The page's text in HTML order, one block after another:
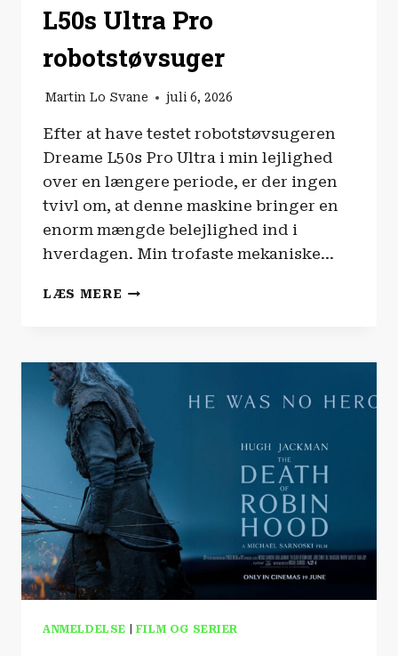
L50s Ultra Pro
robotstøvsuger
Martin Lo Svane juli 6, 2026
Efter at have testet robotstøvsugeren
Dreame L50s Pro Ultra i min lejlighed
over en længere periode, er der ingen
tvivl om, at denne maskine bringer en
enorm mængde belejlighed ind i
hverdagen. Min trofaste mekaniske…
LÆS MERE TECH
DREAME
L50S
ULTRA
PRO
ROBOTSTØVSUGER
ANMELDELSE FILM OG SERIER